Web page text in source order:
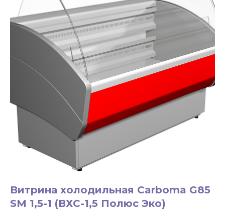
98
ЗАКАЗАТЬ ЗВОНОК
Витрина холодильная Carboma G85
SM 1,5-1 (ВХС-1,5 Полюс Эко)